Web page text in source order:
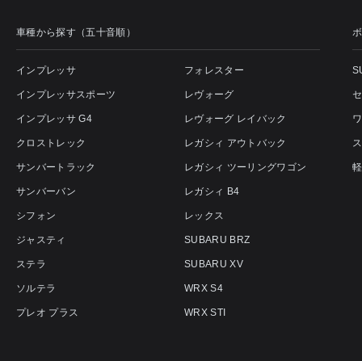
車種から探す（五十音順）
インプレッサ
インプレッサスポーツ
インプレッサ G4
クロストレック
サンバートラック
サンバーバン
シフォン
ジャスティ
ステラ
ソルテラ
プレオ プラス
フォレスター
レヴォーグ
レヴォーグ レイバック
レガシィ アウトバック
レガシィ ツーリングワゴン
レガシィ B4
レックス
SUBARU BRZ
SUBARU XV
WRX S4
WRX STI